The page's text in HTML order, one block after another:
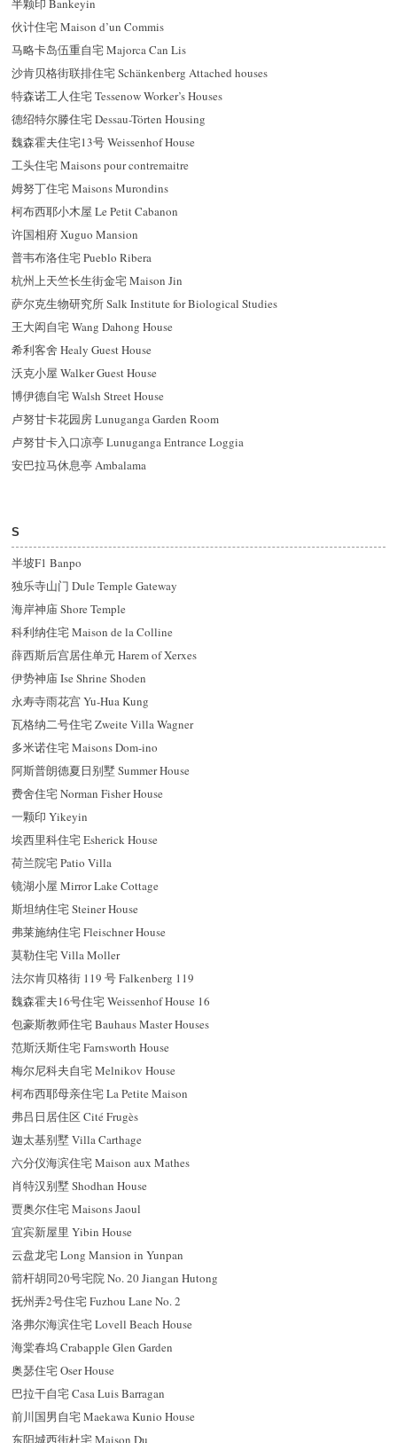
半颗印 Bankeyin
伙计住宅 Maison d’un Commis
马略卡岛伍重自宅 Majorca Can Lis
沙肯贝格街联排住宅 Schänkenberg Attached houses
特森诺工人住宅 Tessenow Worker’s Houses
德绍特尔滕住宅 Dessau-Törten Housing
魏森霍夫住宅13号 Weissenhof House
工头住宅 Maisons pour contremaitre
姆努丁住宅 Maisons Murondins
柯布西耶小木屋 Le Petit Cabanon
许国相府 Xuguo Mansion
普韦布洛住宅 Pueblo Ribera
杭州上天竺长生街金宅 Maison Jin
萨尔克生物研究所 Salk Institute for Biological Studies
王大闳自宅 Wang Dahong House
希利客舍 Healy Guest House
沃克小屋 Walker Guest House
博伊德自宅 Walsh Street House
卢努甘卡花园房 Lunuganga Garden Room
卢努甘卡入口凉亭 Lunuganga Entrance Loggia
安巴拉马休息亭 Ambalama
S
半坡F1 Banpo
独乐寺山门 Dule Temple Gateway
海岸神庙 Shore Temple
科利纳住宅 Maison de la Colline
薛西斯后宫居住单元 Harem of Xerxes
伊势神庙 Ise Shrine Shoden
永寿寺雨花宫 Yu-Hua Kung
瓦格纳二号住宅 Zweite Villa Wagner
多米诺住宅 Maisons Dom-ino
阿斯普朗德夏日别墅 Summer House
费舍住宅 Norman Fisher House
一颗印 Yikeyin
埃西里科住宅 Esherick House
荷兰院宅 Patio Villa
镜湖小屋 Mirror Lake Cottage
斯坦纳住宅 Steiner House
弗莱施纳住宅 Fleischner House
莫勒住宅 Villa Moller
法尔肯贝格街 119 号 Falkenberg 119
魏森霍夫16号住宅 Weissenhof House 16
包豪斯教师住宅 Bauhaus Master Houses
范斯沃斯住宅 Farnsworth House
梅尔尼科夫自宅 Melnikov House
柯布西耶母亲住宅 La Petite Maison
弗吕日居住区 Cité Frugès
迦太基别墅 Villa Carthage
六分仪海滨住宅 Maison aux Mathes
肖特汉别墅 Shodhan House
贾奥尔住宅 Maisons Jaoul
宜宾新屋里 Yibin House
云盘龙宅 Long Mansion in Yunpan
箭杆胡同20号宅院 No. 20 Jiangan Hutong
抚州弄2号住宅 Fuzhou Lane No. 2
洛弗尔海滨住宅 Lovell Beach House
海棠春坞 Crabapple Glen Garden
奥瑟住宅 Oser House
巴拉干自宅 Casa Luis Barragan
前川国男自宅 Maekawa Kunio House
东阳城西街杜宅 Maison Du